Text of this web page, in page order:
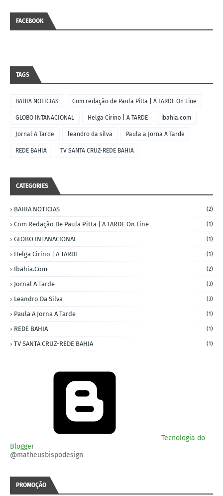
FACEBOOK
TAGS
BAHIA NOTICIAS Com redação de Paula Pitta | A TARDE On Line
GLOBO INTANACIONAL Helga Cirino | A TARDE ibahia.com
Jornal A Tarde leandro da silva Paula a Jorna A Tarde
REDE BAHIA TV SANTA CRUZ-REDE BAHIA
CATEGORIES
BAHIA NOTICIAS (2)
Com Redação De Paula Pitta | A TARDE On Line (1)
GLOBO INTANACIONAL (1)
Helga Cirino | A TARDE (1)
Ibahia.com (2)
Jornal A Tarde (3)
Leandro Da Silva (3)
Paula A Jorna A Tarde (1)
REDE BAHIA (1)
TV SANTA CRUZ-REDE BAHIA (1)
Tecnologia do
Blogger
@matheusbispodesign
PROMOÇÃO